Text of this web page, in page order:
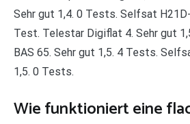
Sehr gut 1,4. 0 Tests. Selfsat
Test. Telestar Digiflat 4. Sehr gut
BAS 65. Sehr gut 1,5. 4 Tests.
1,5. 0 Tests.
Wie funktioniert eine